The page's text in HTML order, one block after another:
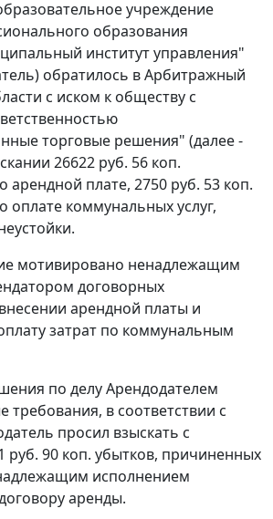
учреждение
образования
институт управления"
обратилось в Арбитражный
с иском к обществу с
торговые решения" (далее -
26622 руб. 56 коп.
арендной плате, 2750 руб. 53 коп.
оплате коммунальных услуг,
мотивировано ненадлежащим
договорных
арендной платы и
затрат по коммунальным
по делу Арендодателем
требования, в соответствии с
просил взыскать с
руб. 90 коп. убытков, причиненных
исполнением
аренды.